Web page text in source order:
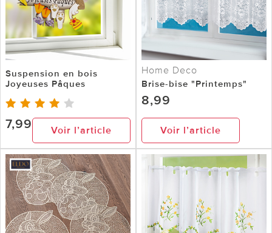
Suspension en bois
Joyeuses Pâques
7,99 Voir l’article
Home Deco
Brise-bise "Printemps"
8,99
Voir l’article